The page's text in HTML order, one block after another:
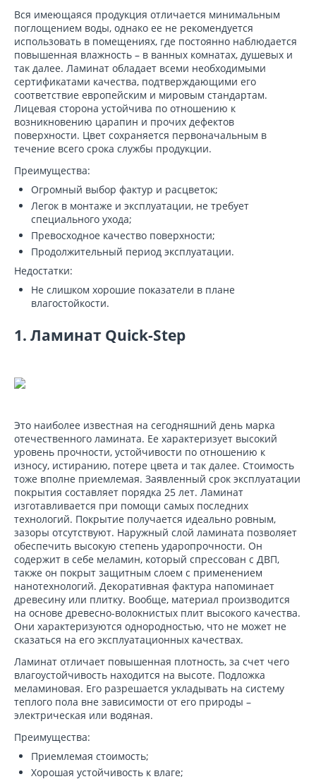
Вся имеющаяся продукция отличается минимальным
поглощением воды, однако ее не рекомендуется
использовать в помещениях, где постоянно наблюдается
повышенная влажность – в ванных комнатах, душевых и
так далее. Ламинат обладает всеми необходимыми
сертификатами качества, подтверждающими его
соответствие европейским и мировым стандартам.
Лицевая сторона устойчива по отношению к
возникновению царапин и прочих дефектов
поверхности. Цвет сохраняется первоначальным в
течение всего срока службы продукции.
Преимущества:
Огромный выбор фактур и расцветок;
Легок в монтаже и эксплуатации, не требует
специального ухода;
Превосходное качество поверхности;
Продолжительный период эксплуатации.
Недостатки:
Не слишком хорошие показатели в плане
влагостойкости.
1. Ламинат Quick-Step
Это наиболее известная на сегодняшний день марка
отечественного ламината. Ее характеризует высокий
уровень прочности, устойчивости по отношению к
износу, истиранию, потере цвета и так далее. Стоимость
тоже вполне приемлемая. Заявленный срок эксплуатации
покрытия составляет порядка 25 лет. Ламинат
изготавливается при помощи самых последних
технологий. Покрытие получается идеально ровным,
зазоры отсутствуют. Наружный слой ламината позволяет
обеспечить высокую степень ударопрочности. Он
содержит в себе меламин, который спрессован с ДВП,
также он покрыт защитным слоем с применением
нанотехнологий. Декоративная фактура напоминает
древесину или плитку. Вообще, материал производится
на основе древесно-волокнистых плит высокого качества.
Они характеризуются однородностью, что не может не
сказаться на его эксплуатационных качествах.
Ламинат отличает повышенная плотность, за счет чего
влагоустойчивость находится на высоте. Подложка
меламиновая. Его разрешается укладывать на систему
теплого пола вне зависимости от его природы –
электрическая или водяная.
Преимущества:
Приемлемая стоимость;
Хорошая устойчивость к влаге;